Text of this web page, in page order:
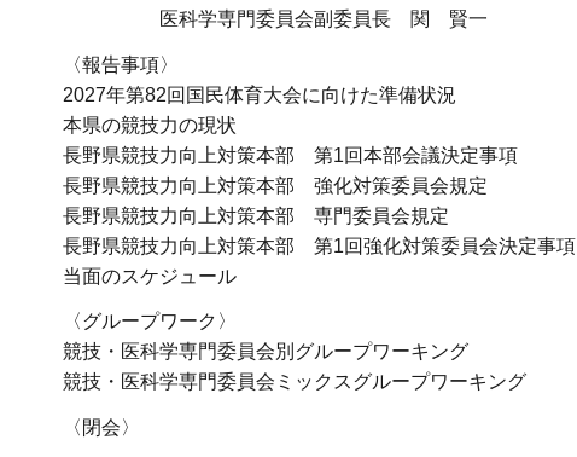
医科学専門委員会副委員長 関 賢一
〈報告事項〉
2027年第82回国民体育大会に向けた準備状況
本県の競技力の現状
長野県競技力向上対策本部 第1回本部会議決定事項
長野県競技力向上対策本部 強化対策委員会規定
長野県競技力向上対策本部 専門委員会規定
長野県競技力向上対策本部 第1回強化対策委員会決定事項
当面のスケジュール
〈グループワーク〉
競技・医科学専門委員会別グループワーキング
競技・医科学専門委員会ミックスグループワーキング
〈閉会〉